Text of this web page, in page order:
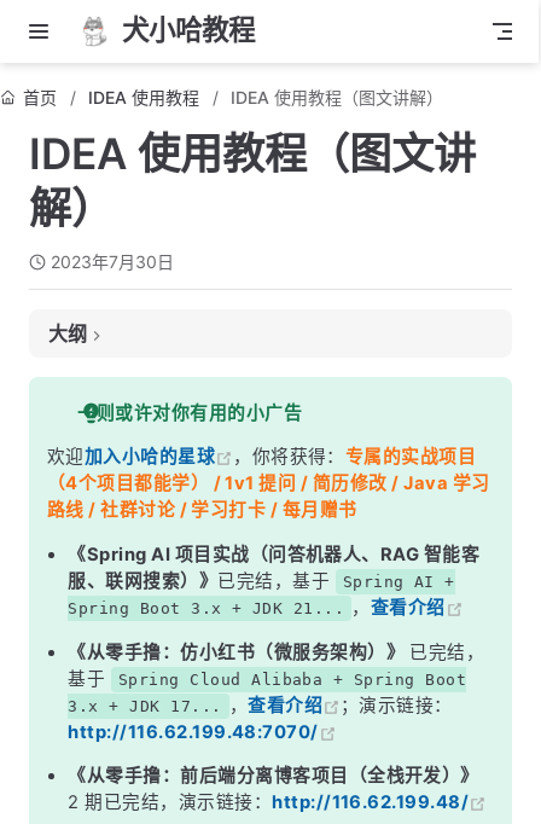
犬小哈教程
首页 IDEA 使用教程 IDEA 使用教程（图文讲解）
IDEA 使用教程（图文讲
解）
2023年7月30日
大纲
什么是 IDEA ?
谁适合阅读本教程？
阅读之前，需要会哪些知识？
教程目录
第一章：开篇
第二章：IDEA 安装与卸载
第四章：新建项目
第五章：IDEA 美化
第七章：IDEA 高效编码小技巧
一则或许对你有用的小广告
欢迎加入小哈的星球 ，你将获得： 专属的实战项目
（4个项目都能学） / 1v1 提问 / 简历修改 / Java 学习
路线 / 社群讨论 / 学习打卡 / 每月赠书
《Spring AI 项目实战（问答机器人、RAG 智能客
服、联网搜索）》 已完结，基于
Spring AI +
Spring Boot 3.x + JDK 21...
， 查看介绍
《从零手撸：仿小红书（微服务架构）》
已完结，
基于
Spring Cloud Alibaba + Spring Boot
3.x + JDK 17...
，查看介绍
；演示链接：
http://116.62.199.48:7070/
《从零手撸：前后端分离博客项目（全栈开发）》
2 期已完结，演示链接： http://116.62.199.48/